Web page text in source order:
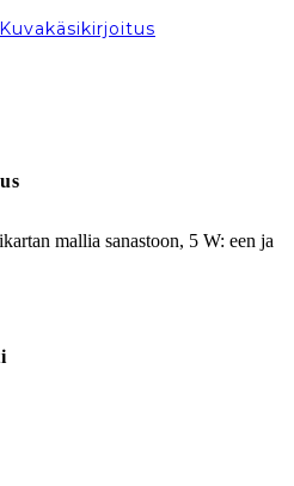
mallia sanastoon, 5 W: een ja